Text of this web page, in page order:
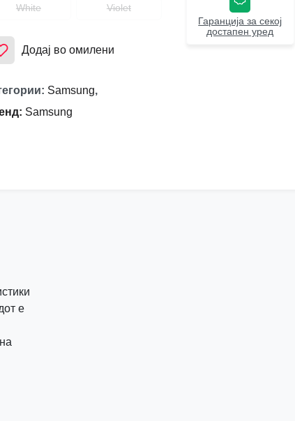
White Violet
Додај во омилени
: Samsung,
: Samsung
Гаранција за секој
достапен уред
е